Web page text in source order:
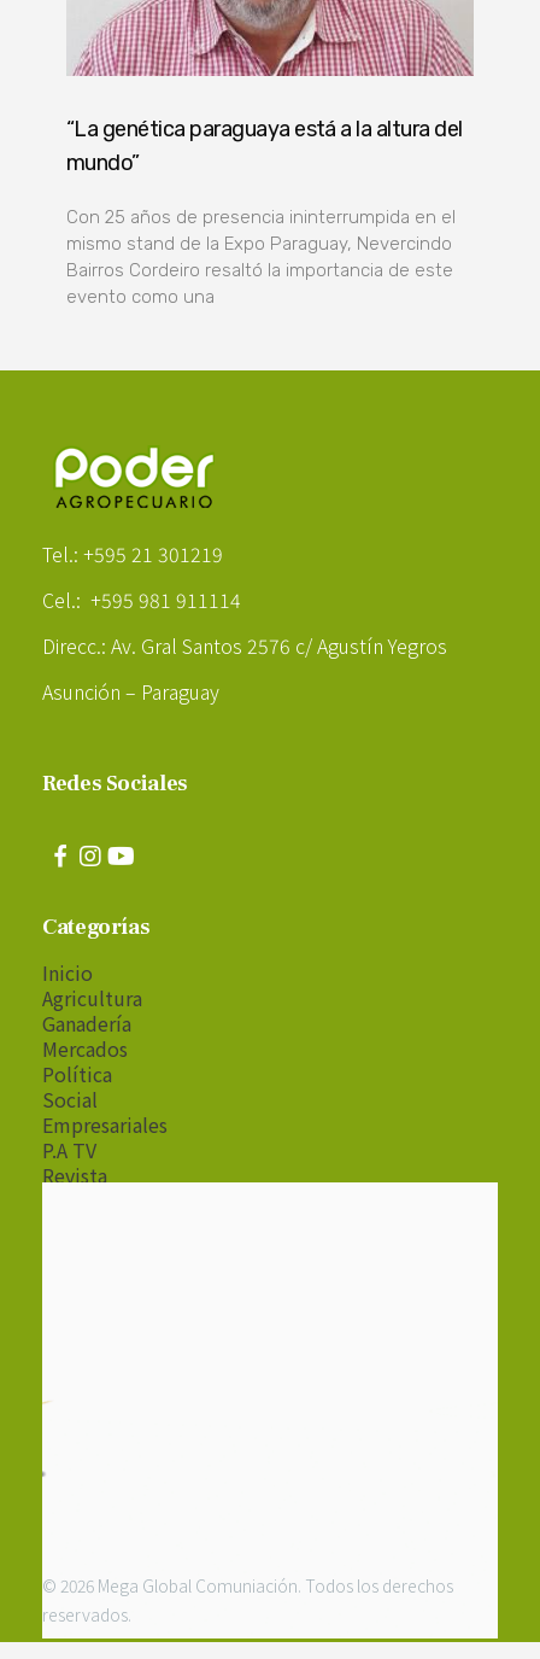
“La genética paraguaya está a la altura del
mundo”
Con 25 años de presencia ininterrumpida en el
mismo stand de la Expo Paraguay, Nevercindo
Bairros Cordeiro resaltó la importancia de este
evento como una
Tel.: +595 21 301219
Cel.: +595 981 911114
Direcc.: Av. Gral Santos 2576 c/ Agustín Yegros
Asunción – Paraguay
Redes Sociales
Categorías
Inicio
Agricultura
Ganadería
Mercados
Política
Social
Empresariales
P.A TV
Revista
© 2026 Mega Global Comuniación. Todos los derechos
reservados.